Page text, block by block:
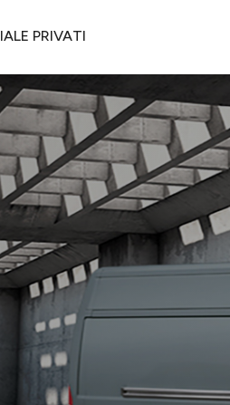
PRIVATI
120CV 2.2 MULTIJET